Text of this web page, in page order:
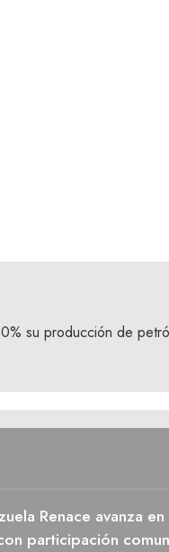
su producción de
Renace avanza
participación